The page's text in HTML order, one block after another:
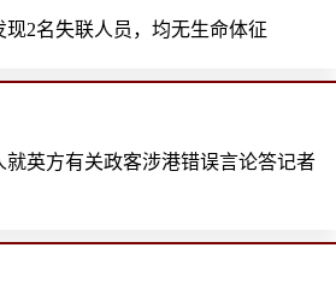
2名失联人员，均无生命体征
就英方有关政客涉港错误言论答记者